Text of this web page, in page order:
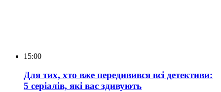
15:00
Для тих, хто вже передивився всі детективи:
5 серіалів, які вас здивують